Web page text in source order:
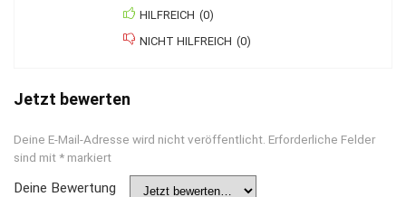
HILFREICH (0)
NICHT HILFREICH (0)
Jetzt bewerten
Deine E-Mail-Adresse wird nicht veröffentlicht. Erforderliche Felder
sind mit * markiert
Deine Bewertung